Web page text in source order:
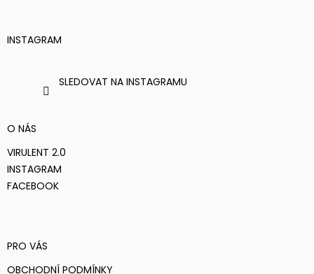
INSTAGRAM
SLEDOVAT NA INSTAGRAMU
O NÁS
VIRULENT 2.0
INSTAGRAM
FACEBOOK
PRO VÁS
OBCHODNÍ PODMÍNKY